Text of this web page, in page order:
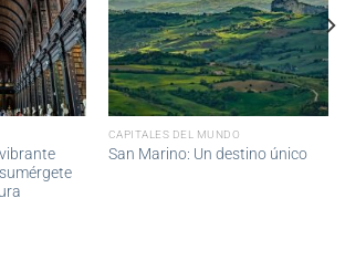
CAPITALES DEL MUNDO
San Marino: Un destino único